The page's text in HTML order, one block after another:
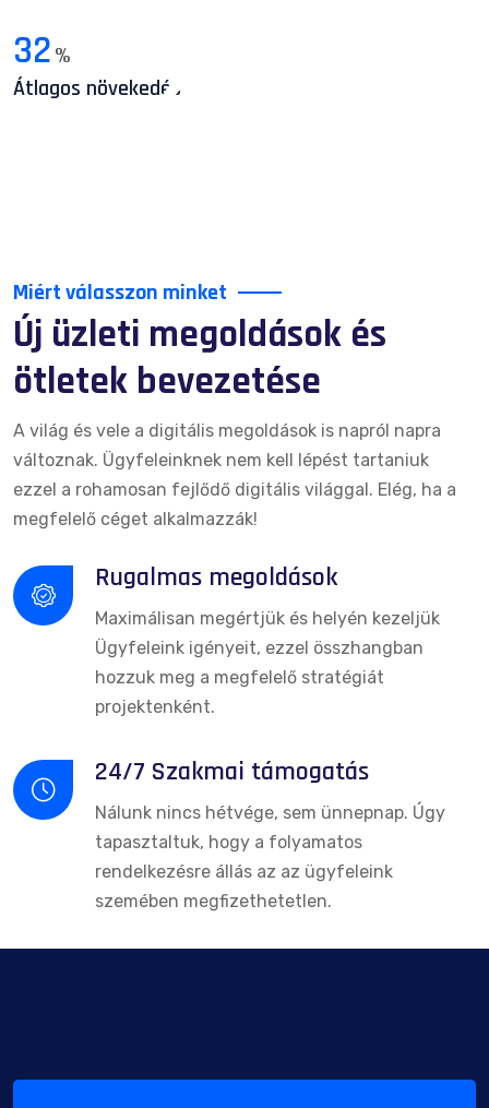
32%
Átlagos növekedés
Miért válasszon minket
Új üzleti megoldások és
ötletek bevezetése
A világ és vele a digitális megoldások is napról napra
változnak. Ügyfeleinknek nem kell lépést tartaniuk
ezzel a rohamosan fejlődő digitális világgal. Elég, ha a
megfelelő céget alkalmazzák!
Rugalmas megoldások
Maximálisan megértjük és helyén kezeljük
Ügyfeleink igényeit, ezzel összhangban
hozzuk meg a megfelelő stratégiát
projektenként.
24/7 Szakmai támogatás
Nálunk nincs hétvége, sem ünnepnap. Úgy
tapasztaltuk, hogy a folyamatos
rendelkezésre állás az az ügyfeleink
szemében megfizethetetlen.